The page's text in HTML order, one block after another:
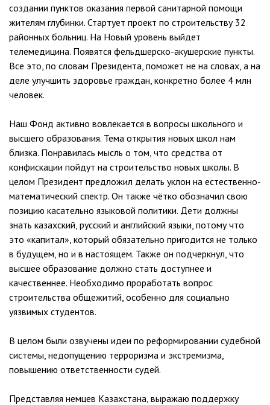
создании пунктов оказания первой санитарной помощи
жителям глубинки. Стартует проект по строительству 32
районных больниц. На Новый уровень выйдет
телемедицина. Появятся фельдшерско-акушерские пункты.
Все это, по словам Президента, поможет не на словах, а на
деле улучшить здоровье граждан, конкретно более 4 млн
человек.
Наш Фонд активно вовлекается в вопросы школьного и
высшего образования. Тема открытия новых школ нам
близка. Понравилась мысль о том, что средства от
конфискации пойдут на строительство новых школы. В
целом Президент предложил делать уклон на естественно-
математический спектр. Он также чётко обозначил свою
позицию касательно языковой политики. Дети должны
знать казахский, русский и английский языки, потому что
это «капитал», который обязательно пригодится не только
в будущем, но и в настоящем. Также он подчеркнул, что
высшее образование должно стать доступнее и
качественнее. Необходимо проработать вопрос
строительства общежитий, особенно для социально
уязвимых студентов.
В целом были озвучены идеи по реформировании судебной
системы, недопущению терроризма и экстремизма,
повышению ответственности судей.
Представляя немцев Казахстана, выражаю поддержку